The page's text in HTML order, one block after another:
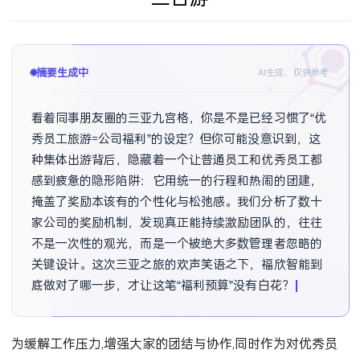
摘要已生成 AI生成，仅供参考
看着同事朋友圈的三亚九宫格，你是不是已经习惯了“优
秀员工旅游=公司福利”的设定？但你可能没意识到，这
种集体出游背后，隐藏着一个让普通员工和优秀员工都
感到疲惫的隐形陷阱：它用统一的行程和热闹的团建，
掩盖了奖励本该有的个性化与松弛感。我们分析了数十
家公司的奖励机制，发现真正能持续激励团队的，往往
不是一次性的观光，而是一个被绝大多数管理者忽略的
关键设计。这次三亚之旅的欢声笑语之下，福欣智能到
底做对了哪一步，才让这笔“福利预算”没有白花？
为缓解工作压力,增强大家的团结与协作,同时作为对优秀员